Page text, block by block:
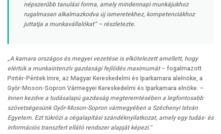
népszerűbb tanulási forma, amely mindennapi munkájukhoz
rugalmasan alkalmazkodva új ismeretekhez, kompetenciákhoz
juttatja a munkavállalókat”– részletezte.
„A kamara országos és megyei vezetése is elkötelezett amellett, hogy
elértük a munkaintenzív gazdasági fejlődés maximumát – fogalmazott
Pintér-Péntek Imre, az Magyar Kereskedelmi és Iparkamara alelnöke, a
Győr-Moson-Sopron Vármegyei Kereskedelmi és Iparkamara elnöke. –
Innen kezdve a tudásalapú gazdaság megteremtésében a legfontosabb
szövetségesünk Győr-Moson-Sopron vármegyében a Széchenyi István
Egyetem. Ezt tükrözi a cégalapítási szándéknyilatkozat, amely egy tudás- és
információs transzfert ellátó rendszer alapját képezi.”